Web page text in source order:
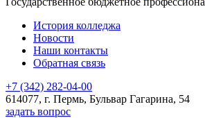
История колледжа
Новости
Наши контакты
Обратная связь
+7 (342) 282-04-00
614077, г. Пермь, Бульвар Гагарина, 54
задать вопрос